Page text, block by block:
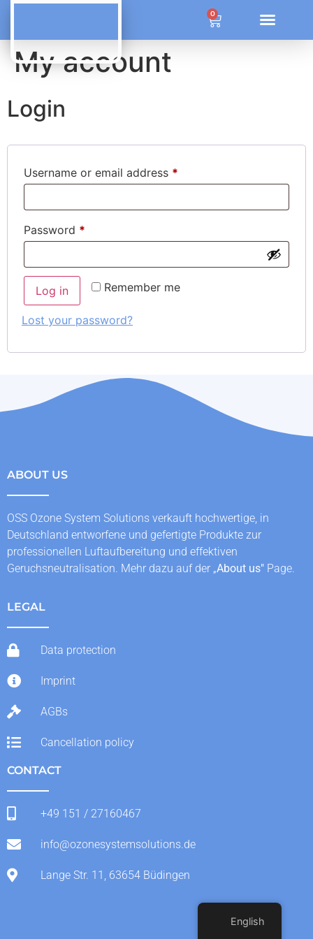
0
My account
Login
Username or email address *
Password *
Remember me
Log in
Lost your password?
ABOUT US
OSS Ozone System Solutions verkauft hochwertige, in
Deutschland entworfene und gefertigte Produkte zur
professionellen Luftaufbereitung und effektiven
Geruchsneutralisation. Mehr dazu auf der „About us" Page.
LEGAL
Data protection
Imprint
AGBs
Cancellation policy
CONTACT
+49 151 / 27160467
info@ozonesystemsolutions.de
Lange Str. 11, 63654 Büdingen
English